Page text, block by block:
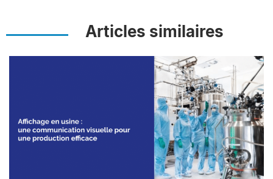
Articles similaires